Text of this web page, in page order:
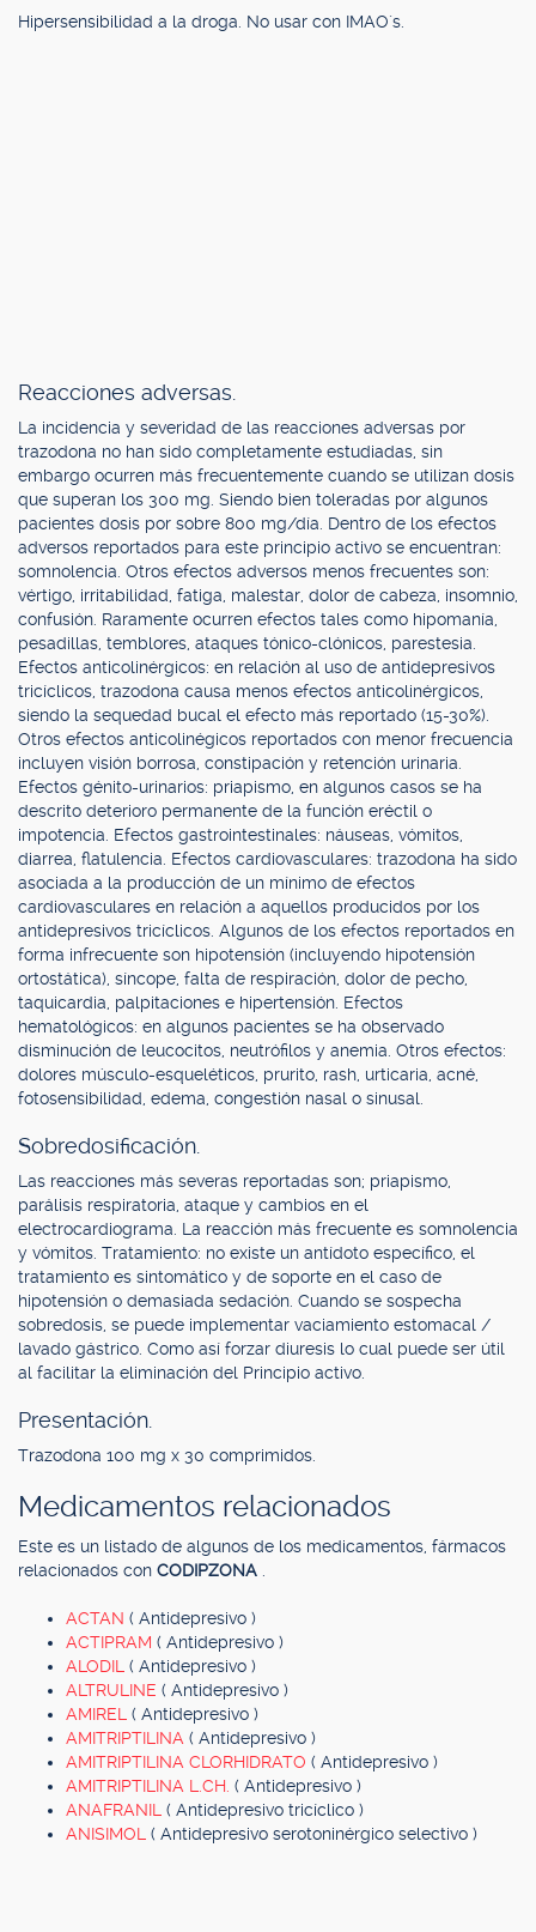
Hipersensibilidad a la droga. No usar con IMAO´s.
Reacciones adversas.
La incidencia y severidad de las reacciones adversas por
trazodona no han sido completamente estudiadas, sin
embargo ocurren más frecuentemente cuando se utilizan dosis
que superan los 300 mg. Siendo bien toleradas por algunos
pacientes dosis por sobre 800 mg/día. Dentro de los efectos
adversos reportados para este principio activo se encuentran:
somnolencia. Otros efectos adversos menos frecuentes son:
vértigo, irritabilidad, fatiga, malestar, dolor de cabeza, insomnio,
confusión. Raramente ocurren efectos tales como hipomanía,
pesadillas, temblores, ataques tónico-clónicos, parestesia.
Efectos anticolinérgicos: en relación al uso de antidepresivos
tricíclicos, trazodona causa menos efectos anticolinérgicos,
siendo la sequedad bucal el efecto más reportado (15-30%).
Otros efectos anticolinégicos reportados con menor frecuencia
incluyen visión borrosa, constipación y retención urinaria.
Efectos génito-urinarios: priapismo, en algunos casos se ha
descrito deterioro permanente de la función eréctil o
impotencia. Efectos gastrointestinales: náuseas, vómitos,
diarrea, flatulencia. Efectos cardiovasculares: trazodona ha sido
asociada a la producción de un mínimo de efectos
cardiovasculares en relación a aquellos producidos por los
antidepresivos tricíclicos. Algunos de los efectos reportados en
forma infrecuente son hipotensión (incluyendo hipotensión
ortostática), síncope, falta de respiración, dolor de pecho,
taquicardia, palpitaciones e hipertensión. Efectos
hematológicos: en algunos pacientes se ha observado
disminución de leucocitos, neutrófilos y anemia. Otros efectos:
dolores músculo-esqueléticos, prurito, rash, urticaria, acné,
fotosensibilidad, edema, congestión nasal o sinusal.
Sobredosificación.
Las reacciones más severas reportadas son; priapismo,
parálisis respiratoria, ataque y cambios en el
electrocardiograma. La reacción más frecuente es somnolencia
y vómitos. Tratamiento: no existe un antídoto específico, el
tratamiento es sintomático y de soporte en el caso de
hipotensión o demasiada sedación. Cuando se sospecha
sobredosis, se puede implementar vaciamiento estomacal /
lavado gástrico. Como así forzar diuresis lo cual puede ser útil
al facilitar la eliminación del Principio activo.
Presentación.
Trazodona 100 mg x 30 comprimidos.
Medicamentos relacionados
Este es un listado de algunos de los medicamentos, fármacos
relacionados con CODIPZONA
ACTAN ( Antidepresivo )
ACTIPRAM ( Antidepresivo )
ALODIL ( Antidepresivo )
ALTRULINE ( Antidepresivo )
AMIREL ( Antidepresivo )
AMITRIPTILINA ( Antidepresivo )
AMITRIPTILINA CLORHIDRATO ( Antidepresivo )
AMITRIPTILINA L.CH. ( Antidepresivo )
ANAFRANIL ( Antidepresivo tricíclico )
ANISIMOL ( Antidepresivo serotoninérgico selectivo )